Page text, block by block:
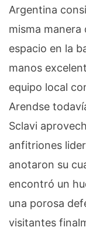
Argentina
misma manera
espacio en la
manos
equipo local
Arendse
Sclavi
anfitriones
anotaron su
encontró un
una porosa
visitantes